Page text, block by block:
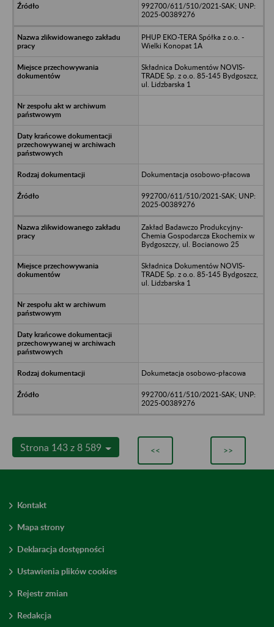
992700/611/510/2021-SAK; UNP:
2025-00389276
PHUP EKO-TERA Spółka z o.o. -
Wielki Konopat 1A
Składnica Dokumentów NOVIS-
TRADE Sp. z o.o. 85-145 Bydgoszcz,
ul. Lidzbarska 1
Dokumentacja osobowo-płacowa
992700/611/510/2021-SAK; UNP:
2025-00389276
Zakład Badawczo Produkcyjny-
Chemia Gospodarcza Ekochemix w
Bydgoszczy, ul. Bocianowo 25
Składnica Dokumentów NOVIS-
TRADE Sp. z o.o. 85-145 Bydgoszcz,
ul. Lidzbarska 1
Dokumetacja osobowo-płacowa
992700/611/510/2021-SAK; UNP:
2025-00389276
Strona 143 z 8 589 << >>
Kontakt
Mapa strony
Deklaracja dostępności
Ustawienia plików cookies
Rejestr zmian
Redakcja